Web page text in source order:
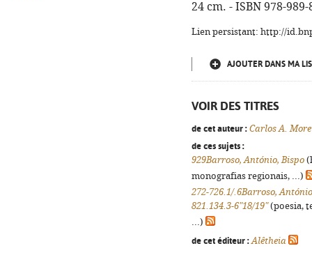
24 cm. - ISBN 978-989-
Lien persistant: http://
AJOUTER DANS MA
VOIR DES TITRES
de cet auteur : Carlos A.
de ces sujets :
929Barroso, António, Bispo
monografias regionais, ...)
272-726.1/.6Barroso,
821.134.3-6"18/19"(poesia,
...)
de cet éditeur : Alêtheia